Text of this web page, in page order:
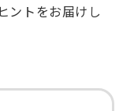
ントをお届けし